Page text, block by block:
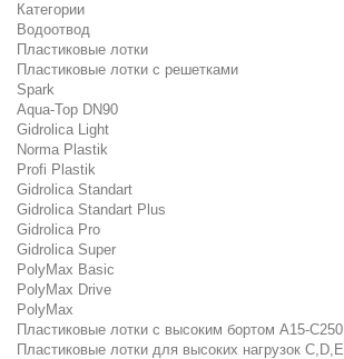
Категории
Водоотвод
Пластиковые лотки
Пластиковые лотки с решетками
Spark
Aqua-Top DN90
Gidrolica Light
Norma Plastik
Profi Plastik
Gidrolica Standart
Gidrolica Standart Plus
Gidrolica Pro
Gidrolica Super
PolyMax Basic
PolyMax Drive
PolyMax
Пластиковые лотки с высоким бортом А15-C250
Пластиковые лотки для высоких нагрузок C,D,E